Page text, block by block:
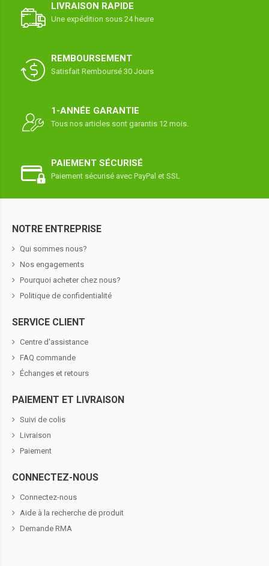
LIVRAISON RAPIDE
Une expédition sous 24 heure
REMBOURSEMENT
Satisfait Remboursé 30 Jours
1-ANNÉE GARANTIE
Tous nos articles sont garantis 12 mois.
PAIEMENT SÉCURISÉ
Paiement sécurisé avec PayPal et SSL
NOTRE ENTREPRISE
Qui sommes nous?
Nos engagements
Pourquoi acheter chez nous?
Politique de confidentialité
SERVICE CLIENT
Centre d'assistance
FAQ commande
Échanges et retours
PAIEMENT ET LIVRAISON
Suivi de colis
Livraison
Paiement
CONNECTEZ-NOUS
Connectez-nous
Aide à la recherche de produit
Demande RMA